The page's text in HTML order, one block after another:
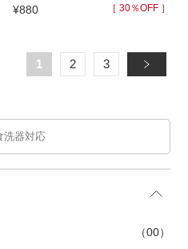
¥880 ［ 30％OFF ］
1 2 3
（00）